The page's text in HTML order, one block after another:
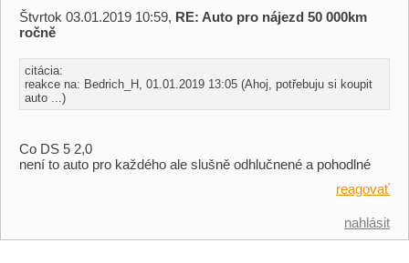
Štvrtok 03.01.2019 10:59, RE: Auto pro nájezd 50 000km
ročně
citácia:
reakce na: Bedrich_H, 01.01.2019 13:05 (Ahoj, potřebuju si koupit
auto ...)
Co DS 5 2,0
není to auto pro každého ale slušně odhlučnené a pohodlné
reagovať
nahlásit